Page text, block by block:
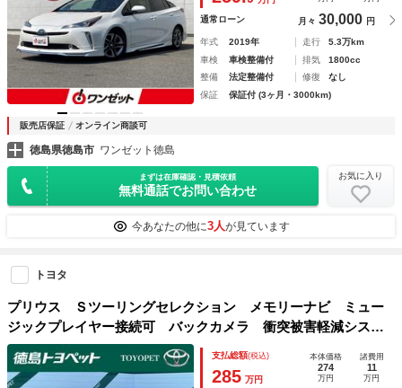
ビルトインＥ
通常ローン 月々 30,000 円
年式 2019年 走行
5.3万km
車検
車検整備付 排気
1800cc
整備
法定整備付 修復
なし
保証
保証付 (3ヶ月・3000km)
販売店保証 オンライン商談可
徳島県徳島市 ワンゼット徳島
まずは在庫確認・見積依頼
無料通話でお問い合わせ
お気に入り
今あなたの他に3人が見ています
トヨタ
プリウス Ｓツーリングセレクション メモリーナビ ミュー
ジックプレイヤー接続可 バックカメラ 衝突被害軽減システ
ム ドラレコ ＬＥＤヘッドランプ ワンオーナー
支払総額(税込)
285 万円
本体価格
274
万円
諸費用
11
万円